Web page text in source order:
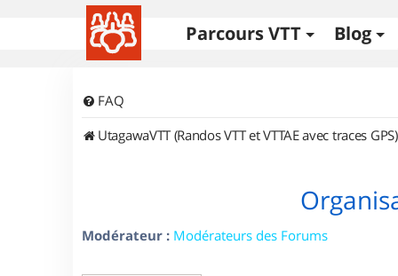
Parcours VTT Blog
FAQ
UtagawaVTT (Randos VTT et VTTAE avec traces GPS)
Modérateur : Modérateurs des Forums